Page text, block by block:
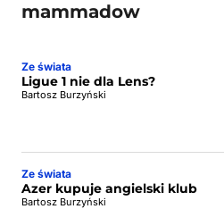
mammadow
Ze świata
Ligue 1 nie dla Lens?
Bartosz Burzyński
Ze świata
Azer kupuje angielski klub
Bartosz Burzyński